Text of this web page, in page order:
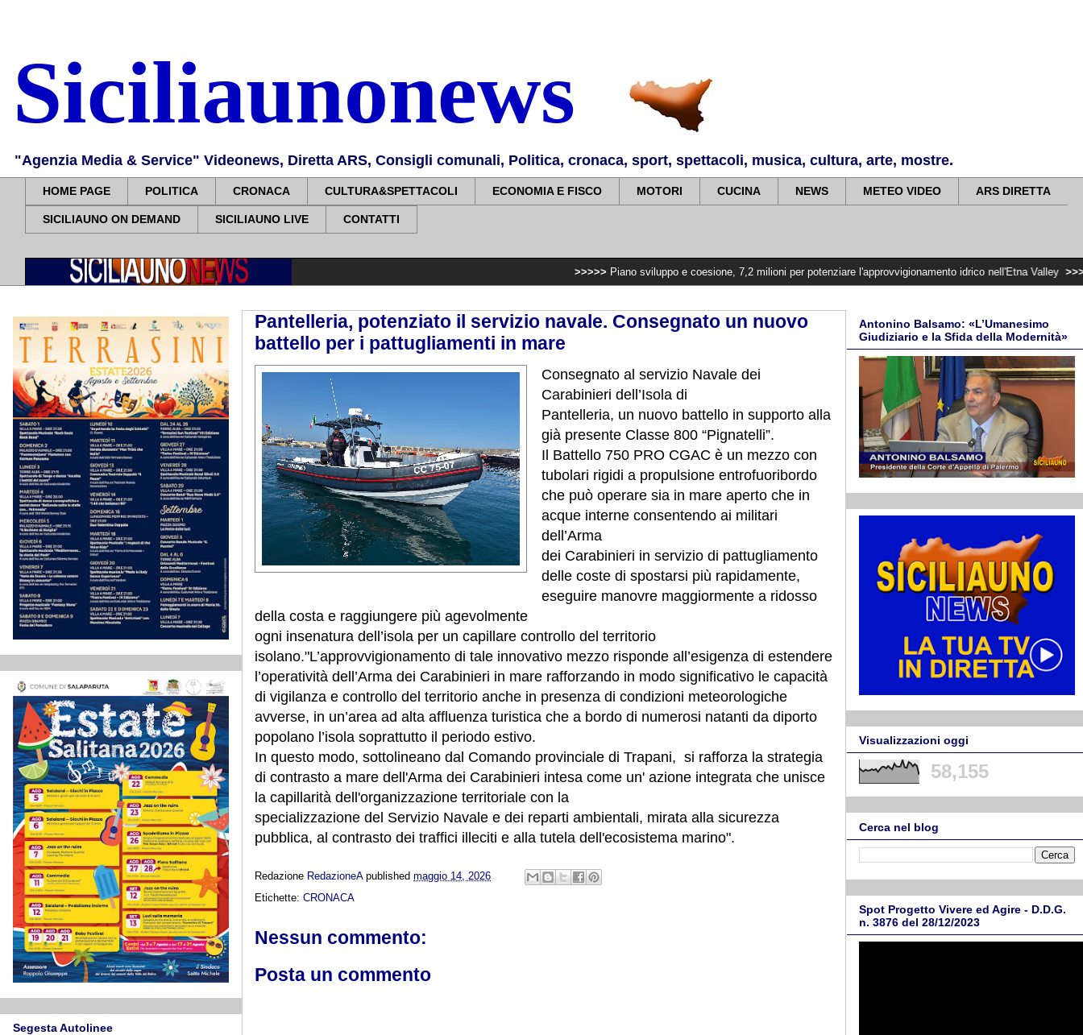
Siciliaunonews
"Agenzia Media & Service" Videonews, Diretta ARS, Consigli comunali, Politica, cronaca, sport, spettacoli, musica, cultura, arte, mostre.
HOME PAGE POLITICA CRONACA CULTURA&SPETTACOLI ECONOMIA E FISCO MOTORI CUCINA NEWS METEO VIDEO ARS DIRETTA
SICILIAUNO ON DEMAND SICILIAUNO LIVE CONTATTI
Piano sviluppo e coesione, 7,2 milioni per potenziare l'approvvigionamento idrico nell'Etna Valley >>>>> Violenza
Pantelleria, potenziato il servizio navale. Consegnato un nuovo
battello per i pattugliamenti in mare
Consegnato al servizio Navale dei
Carabinieri dell’Isola di
Pantelleria, un nuovo battello in supporto alla
già presente Classe 800 “Pignatelli”.
Il Battello 750 PRO CGAC è un mezzo con
tubolari rigidi a propulsione entrofuoribordo
che può operare sia in mare aperto che in
acque interne consentendo ai militari
dell’Arma
dei Carabinieri in servizio di pattugliamento
delle coste di spostarsi più rapidamente,
eseguire manovre maggiormente a ridosso
della costa e raggiungere più agevolmente
ogni insenatura dell’isola per un capillare controllo del territorio
isolano."L’approvvigionamento di tale innovativo mezzo risponde all’esigenza di estendere
l’operatività dell’Arma dei Carabinieri in mare rafforzando in modo significativo le capacità
di vigilanza e controllo del territorio anche in presenza di condizioni meteorologiche
avverse, in un’area ad alta affluenza turistica che a bordo di numerosi natanti da diporto
popolano l’isola soprattutto il periodo estivo.
In questo modo, sottolineano dal Comando provinciale di Trapani, si rafforza la strategia
di contrasto a mare dell'Arma dei Carabinieri intesa come un' azione integrata che unisce
la capillarità dell'organizzazione territoriale con la
specializzazione del Servizio Navale e dei reparti ambientali, mirata alla sicurezza
pubblica, al contrasto dei traffici illeciti e alla tutela dell'ecosistema marino".
Redazione RedazioneA published maggio 14, 2026
Etichette: CRONACA
Nessun commento:
Posta un commento
Segesta Autolinee
Antonino Balsamo: «L’Umanesimo
Giudiziario e la Sfida della Modernità»
Visualizzazioni oggi
58,155
Cerca nel blog
Spot Progetto Vivere ed Agire - D.D.G.
n. 3876 del 28/12/2023